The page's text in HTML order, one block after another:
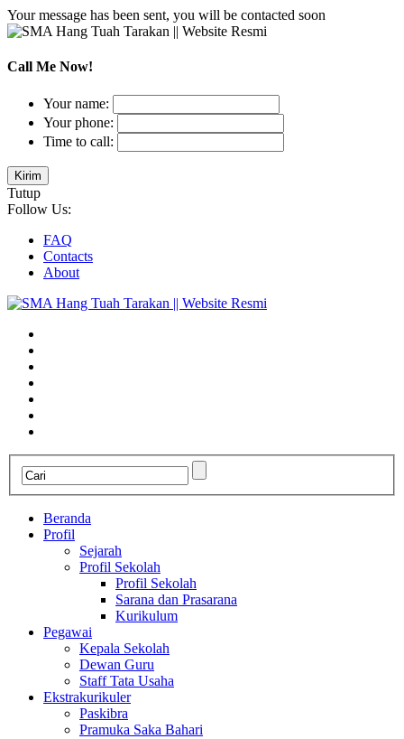
Your message has been sent, you will be contacted soon
Call Me Now!
Your name:
Your phone:
Time to call:
Tutup
Follow Us:
FAQ
Contacts
About
Beranda
Profil
Sejarah
Profil Sekolah
Profil Sekolah
Sarana dan Prasarana
Kurikulum
Pegawai
Kepala Sekolah
Dewan Guru
Staff Tata Usaha
Ekstrakurikuler
Paskibra
Pramuka Saka Bahari